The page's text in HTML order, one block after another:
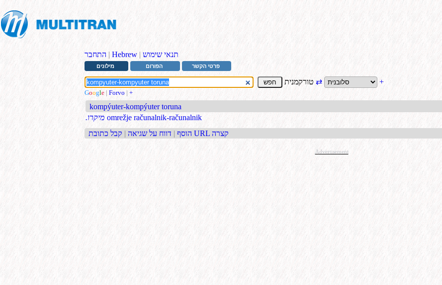
התחבר | Hebrew | תנאי שימוש
מילונים הפורום פרטי הקשר
טורקמנית⇄ +
Google | Forvo | +
kompýuter-kompýuter toruna
.מיקרו omrežje računalnik-računalnik
הוסף | דווח על שגיאה | קבל כתובת URL קצרה
Advertisement